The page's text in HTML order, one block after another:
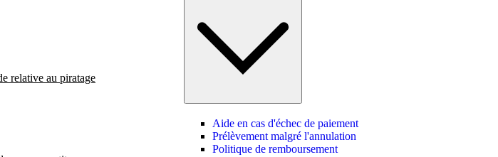
relative au piratage
Aide en cas d'échec de paiement
Prélèvement malgré l'annulation
Politique de remboursement